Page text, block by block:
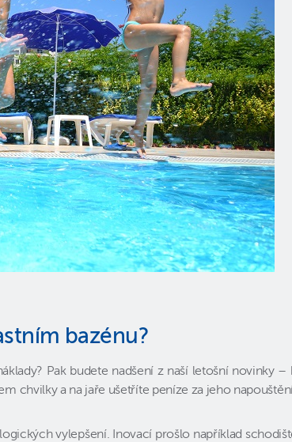
bazénu?
Pak budete nadšení z naší letošní novinky
chvilky a na jaře ušetříte peníze za jeho
vylepšení. Inovací prošlo například